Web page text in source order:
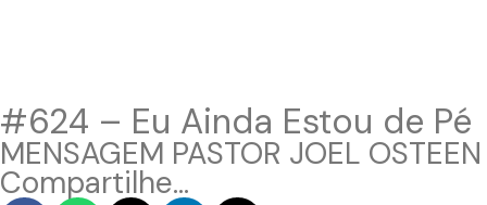
#624 – Eu Ainda Estou de Pé
MENSAGEM PASTOR JOEL OSTEEN
Compartilhe...